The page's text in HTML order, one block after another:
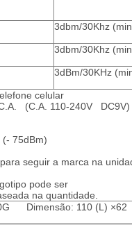
3dbm/30Khz
3dbm/30Khz
3dBm/30KHz
celular
(C.A. 110-240V DC9V)
75dBm)
seguir a marca na
pode ser
na quantidade.
Dimensão: 110 (L) ×62